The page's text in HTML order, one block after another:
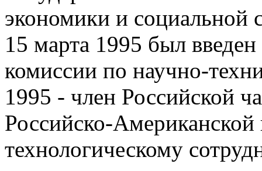
экономики и социальной
15 марта 1995 был
комиссии по научно-
1995 - член Российской
Российско-
технологическому